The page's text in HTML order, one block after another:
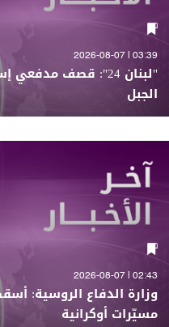
03:39 | 2026-08-07
"لبنان 24": قصف
الجبل
02:43 | 2026-08-07
مسيّرات أوكرانية